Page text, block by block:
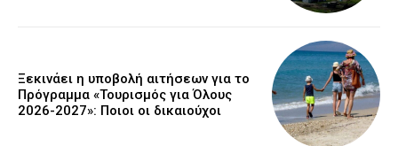
Ξεκινάει η υποβολή αιτήσεων για το
Πρόγραμμα «Τουρισμός για Όλους
2026-2027»: Ποιοι οι δικαιούχοι